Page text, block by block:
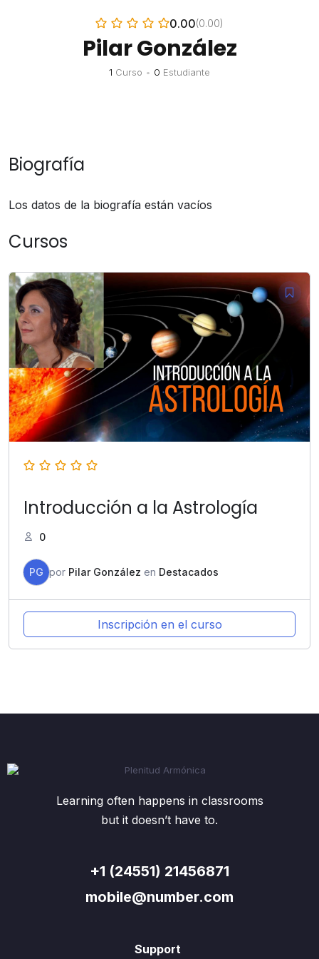
0.00(0.00)
Pilar González
1 Curso • 0 Estudiante
Biografía
Los datos de la biografía están vacíos
Cursos
Introducción a la Astrología
0
PG por Pilar González en Destacados
Inscripción en el curso
Learning often happens in classrooms
but it doesn’t have to.
+1 (24551) 21456871
mobile@number.com
Support